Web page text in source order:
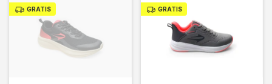
GRATIS GRATIS